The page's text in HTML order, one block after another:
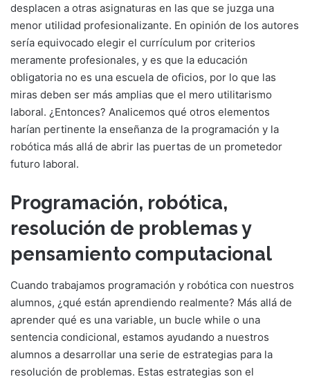
desplacen a otras asignaturas en las que se juzga una
menor utilidad profesionalizante. En opinión de los autores
sería equivocado elegir el currículum por criterios
meramente profesionales, y es que la educación
obligatoria no es una escuela de oficios, por lo que las
miras deben ser más amplias que el mero utilitarismo
laboral. ¿Entonces? Analicemos qué otros elementos
harían pertinente la enseñanza de la programación y la
robótica más allá de abrir las puertas de un prometedor
futuro laboral.
Programación, robótica,
resolución de problemas y
pensamiento computacional
Cuando trabajamos programación y robótica con nuestros
alumnos, ¿qué están aprendiendo realmente? Más allá de
aprender qué es una variable, un bucle while o una
sentencia condicional, estamos ayudando a nuestros
alumnos a desarrollar una serie de estrategias para la
resolución de problemas. Estas estrategias son el